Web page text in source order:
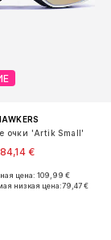
очки 'Artik Small'
84,14 €
размеры: Onesize
цена: 109,99 €
низкая цена:79,47 €